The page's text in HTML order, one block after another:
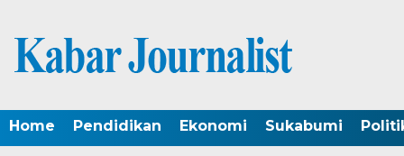
Home Pendidikan Ekonomi Sukabumi